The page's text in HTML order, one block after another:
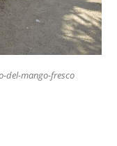
del-mango-fresco